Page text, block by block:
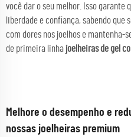
você dar o seu melhor. Isso garante
liberdade e confiança, sabendo que
com dores nos joelhos e mantenha-
de primeira linhajoelheiras de gel
Melhore o desempenho e
nossas joelheiras premium